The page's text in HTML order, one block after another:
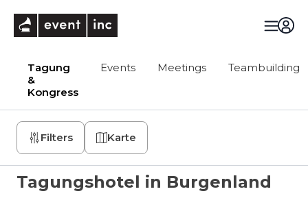
Tagung
&
Kongress
Events Meetings Teambuilding
Filters Karte
Tagungshotel in Burgenland